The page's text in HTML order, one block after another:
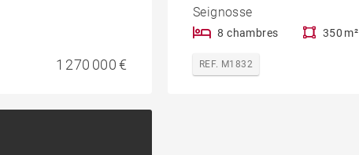
1 270 000 €
Seignosse
8 chambres 350 m²
REF. M1832